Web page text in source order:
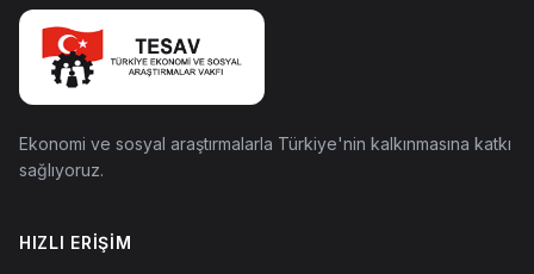
Ekonomi ve sosyal araştırmalarla Türkiye'nin kalkınmasına katkı
sağlıyoruz.
HIZLI ERIŞIM